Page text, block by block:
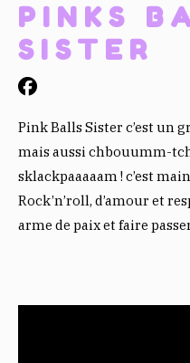
PINKS
SISTER
Pink Balls Sister c’est un
mais aussi chbouumm-
sklackpaaaaam ! c’est
Rock’n’roll, d’amour et
arme de paix et faire